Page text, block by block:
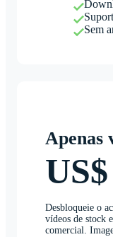
Sem
Apenas
Desbloqueie o
vídeos de stock
comercial.